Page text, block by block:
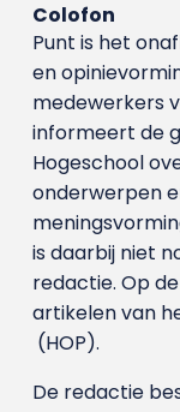
Colofon
Punt is het
en
medewerkers
informeert de
Hogeschool
onderwerpen
is daarbij niet
redactie. Op
artikelen van
(HOP).
De redactie